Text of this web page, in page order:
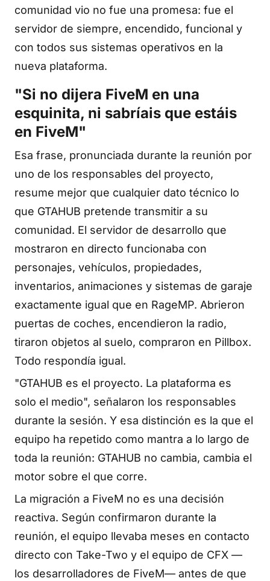
comunidad vio no fue una promesa: fue el
servidor de siempre, encendido, funcional y
con todos sus sistemas operativos en la
nueva plataforma.
"Si no dijera FiveM en una
esquinita, ni sabríais que estáis
en FiveM"
Esa frase, pronunciada durante la reunión por
uno de los responsables del proyecto,
resume mejor que cualquier dato técnico lo
que GTAHUB pretende transmitir a su
comunidad. El servidor de desarrollo que
mostraron en directo funcionaba con
personajes, vehículos, propiedades,
inventarios, animaciones y sistemas de garaje
exactamente igual que en RageMP. Abrieron
puertas de coches, encendieron la radio,
tiraron objetos al suelo, compraron en Pillbox.
Todo respondía igual.
"GTAHUB es el proyecto. La plataforma es
solo el medio", señalaron los responsables
durante la sesión. Y esa distinción es la que el
equipo ha repetido como mantra a lo largo de
toda la reunión: GTAHUB no cambia, cambia el
motor sobre el que corre.
La migración a FiveM no es una decisión
reactiva. Según confirmaron durante la
reunión, el equipo llevaba meses en contacto
directo con Take-Two y el equipo de CFX —
los desarrolladores de FiveM— antes de que